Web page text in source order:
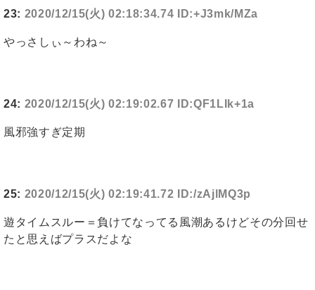
23: 2020/12/15(火) 02:18:34.74 ID:+J3mk/MZa
やっさしぃ～わね～
24: 2020/12/15(火) 02:19:02.67 ID:QF1LIk+1a
風邪強すぎ定期
25: 2020/12/15(火) 02:19:41.72 ID:/zAjlMQ3p
遊タイムスルー＝負けてなってる風潮あるけどその分回せ
たと思えばプラスだよな